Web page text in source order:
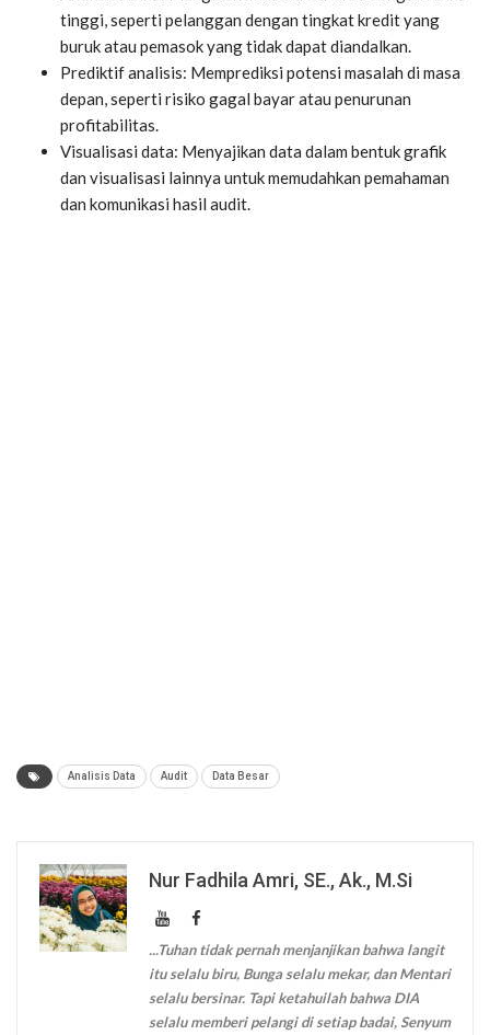
tinggi, seperti pelanggan dengan tingkat kredit yang
buruk atau pemasok yang tidak dapat diandalkan.
Prediktif analisis: Memprediksi potensi masalah di masa
depan, seperti risiko gagal bayar atau penurunan
profitabilitas.
Visualisasi data: Menyajikan data dalam bentuk grafik
dan visualisasi lainnya untuk memudahkan pemahaman
dan komunikasi hasil audit.
Analisis Data Audit Data Besar
Nur Fadhila Amri, SE., Ak., M.Si
...Tuhan tidak pernah menjanjikan bahwa langit
itu selalu biru, Bunga selalu mekar, dan Mentari
selalu bersinar. Tapi ketahuilah bahwa DIA
selalu memberi pelangi di setiap badai, Senyum